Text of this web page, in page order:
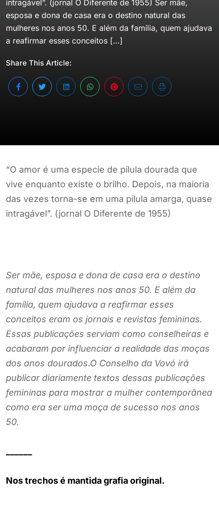
intragável”. (jornal O Diferente de 1955) Ser mãe,
esposa e dona de casa era o destino natural das
mulheres nos anos 50. E além da família, quem ajudava
a reafirmar esses conceitos […]
Share This Article:
“O amor é uma especie de pílula dourada que
vive enquanto existe o brilho. Depois, na maioria
das vezes torna-se em uma pílula amarga, quase
intragável”. (jornal O Diferente de 1955)
Ser mãe, esposa e dona de casa era o destino
natural das mulheres nos anos 50. E além da
família, quem ajudava a reafirmar esses
conceitos eram os jornais e revistas femininas.
Essas publicações serviam como conselheiras e
acabaram por influenciar a realidade das moças
dos anos dourados.O Conselho da Vovó irá
publicar diariamente textos dessas publicações
femininas para mostrar a mulher contemporânea
como era ser uma moça de sucesso nos anos
50.
Nos trechos é mantida grafia original.